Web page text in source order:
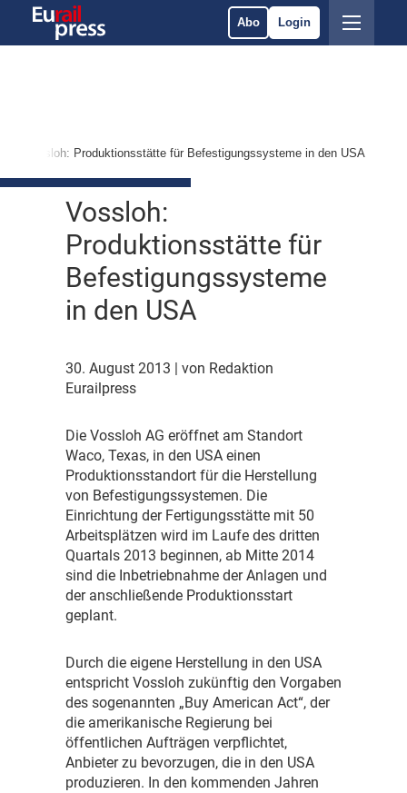
Abo Login
Vossloh: Produktionsstätte für Befestigungssysteme in den USA
Vossloh:
Produktionsstätte für
Befestigungssysteme
in den USA
30. August 2013
| von Redaktion
Eurailpress
Die Vossloh AG eröffnet am Standort
Waco, Texas, in den USA einen
Produktionsstandort für die Herstellung
von Befestigungssystemen. Die
Einrichtung der Fertigungsstätte mit 50
Arbeitsplätzen wird im Laufe des dritten
Quartals 2013 beginnen, ab Mitte 2014
sind die Inbetriebnahme der Anlagen und
der anschließende Produktionsstart
geplant.
Durch die eigene Herstellung in den USA
entspricht Vossloh zukünftig den Vorgaben
des sogenannten „Buy American Act“, der
die amerikanische Regierung bei
öffentlichen Aufträgen verpflichtet,
Anbieter zu bevorzugen, die in den USA
produzieren. In den kommenden Jahren